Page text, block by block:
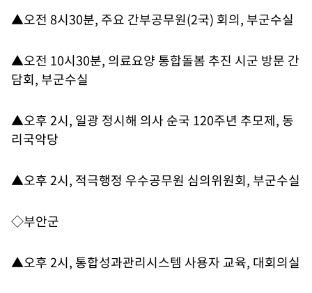
▲오전 8시30분, 주요 간부공무원(2국) 회의, 부군수실
▲오전 10시30분, 의료요양 통합돌봄 추진 시군 방문 간
담회, 부군수실
▲오후 2시, 일광 정시해 의사 순국 120주년 추모제, 동
리국악당
▲오후 2시, 적극행정 우수공무원 심의위원회, 부군수실
◇부안군
▲오후 2시, 통합성과관리시스템 사용자 교육, 대회의실